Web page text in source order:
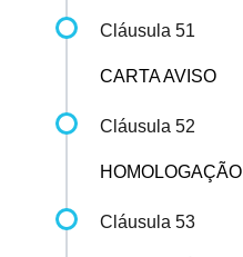
Cláusula 51
CARTA AVISO
Cláusula 52
HOMOLOGAÇÃO
Cláusula 53